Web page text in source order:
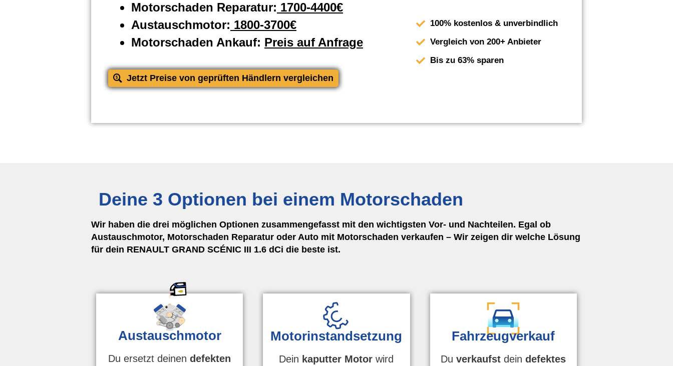
Motorschaden Reparatur: 1700-4400€
Austauschmotor: 1800-3700€
Motorschaden Ankauf: Preis auf Anfrage
Jetzt Preise von geprüften Händlern vergleichen
100% kostenlos & unverbindlich
Vergleich von 200+ Anbieter
Bis zu 63% sparen
Deine 3 Optionen bei einem Motorschaden
Wir haben die drei möglichen Optionen zusammengefasst mit den wichtigsten Vor- und Nachteilen. Egal ob
Austauschmotor, Motorschaden Reparatur oder Auto mit Motorschaden verkaufen – Wir zeigen dir welche Lösung
für dein RENAULT GRAND SCÉNIC III 1.6 dCi die beste ist.
Austauschmotor
Du ersetzt deinendefekten
Motorinstandsetzung
Dein kaputter Motor wird
Fahrzeugverkauf
Duverkaufst deindefektes